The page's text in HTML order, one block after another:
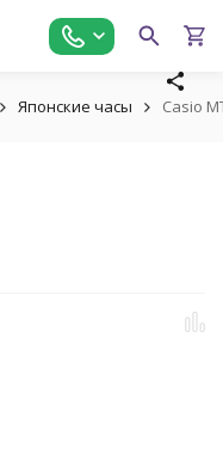
Японские часы Casio